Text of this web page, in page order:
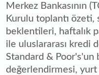
Merkez Bankasının
Kurulu toplantı
beklentileri, haftalık
ile uluslararası kredi
Standard & Poor's'un
değerlendirmesi, yurt